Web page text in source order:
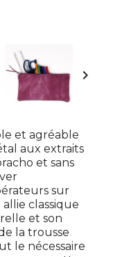

et agréable
aux extraits
et sans
sur
classique
et son
la trousse
le nécessaire